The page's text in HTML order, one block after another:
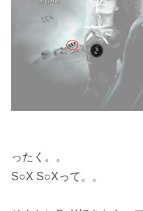
ったく。。
S○X S○Xって。。